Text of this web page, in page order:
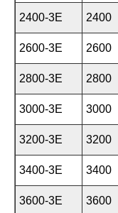
2400-3E 2400
2600-3E 2600
2800-3E 2800
3000-3E 3000
3200-3E 3200
3400-3E 3400
3600-3E 3600